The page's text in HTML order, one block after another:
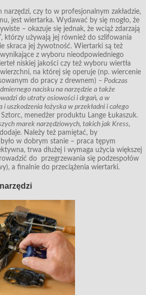
czy to w profesjonalnym zakładzie,
jest wiertarka. Wydawać by się mogło, że
– okazuje się jednak, że wciąż zdarzają
którzy używają jej również do szlifowania
skraca jej żywotność. Wiertarki są też
z wyboru nieodpowiedniego
niskiej jakości czy też wyboru wiertła
na której się operuje (np. wiercenie
do pracy z drewnem) – Podczas
nacisku na narzędzie a także
do utraty osiowości i drgań, a w
uszkodzenia łożyska w przekładni i całego
menedżer produktu Lange Łukaszuk.
marek narzędziowych, takich jak Kress,
dodaje. Należy też pamiętać, by
w dobrym stanie – praca tępym
trwa dłużej i wymaga użycia większej
do przegrzewania się podzespołów
a finalnie do przeciążenia wiertarki.